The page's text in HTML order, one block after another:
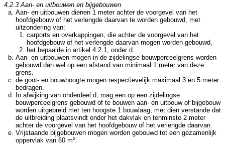
4.2.3 Aan- en uitbouwen en bijgebouwen
Aan- en uitbouwen dienen 1 meter achter de voorgevel van het
hoofdgebouw of het verlengde daarvan te worden gebouwd, met
uitzondering van:
carports en overkappingen, die achter de voorgevel van het
hoofdgebouw of het verlengde daarvan mogen worden gebouwd,
het bepaalde in artikel 4.2.1, onder d.
Aan- en uitbouwen mogen in de zijdelingse bouwperceelgrens worden
gebouwd dan wel op een afstand van minimaal 1 meter van deze
grens.
de goot- en bouwhoogte mogen respectievelijk maximaal 3 en 5 meter
bedragen.
In afwijking van onderdeel d, mag een op een zijdelingse
bouwperceelgrens gebouwd of te bouwen aan- en uitbouw of bijgebouw
worden uitgebreid met ten hoogste 1 bouwlaag, met dien verstande dat
de uitbreiding plaatsvindt onder het dakvlak en tenminste 2 meter
achter de voorgevel van het hoofdgebouw of het verlengde daarvan.
Vrijstaande bijgebouwen mogen worden gebouwd tot een gezamenlijk
oppervlak van 60 m².